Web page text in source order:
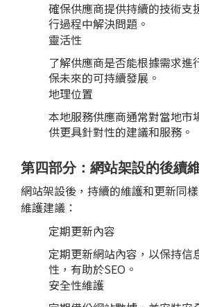
確保供應商提供持續的技術支
行過程中解決問題。
靈活性
了解供應商是否能根據需求進
保未來的可持續發展。
地理位置
本地服務供應商通常對當地市
供更具針對性的建議和服務。
第四部分：網站架設的後續
網站架設後，持續的維護和更新同
維護建議：
定期更新內容
定期更新網站內容，以保持信
性，有助於SEO。
安全性維護